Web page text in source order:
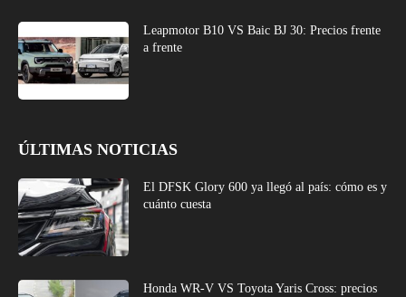
Leapmotor B10 VS Baic BJ 30: Precios frente
a frente
ÚLTIMAS NOTICIAS
El DFSK Glory 600 ya llegó al país: cómo es y
cuánto cuesta
Honda WR-V VS Toyota Yaris Cross: precios